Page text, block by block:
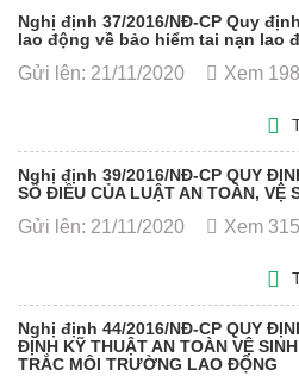
Nghị định 37/2016/NĐ-CP Quy
lao động về bảo hiểm tai nạn lao
Gửi lên: 21/11/2020 Xem
Nghị định 39/2016/NĐ-CP QUY
SỐ ĐIỀU CỦA LUẬT AN TOÀN, VỆ
Gửi lên: 21/11/2020 Xem
Nghị định 44/2016/NĐ-CP QUY
ĐỊNH KỸ THUẬT AN TOÀN VỆ
TRẮC MÔI TRƯỜNG LAO ĐỘNG